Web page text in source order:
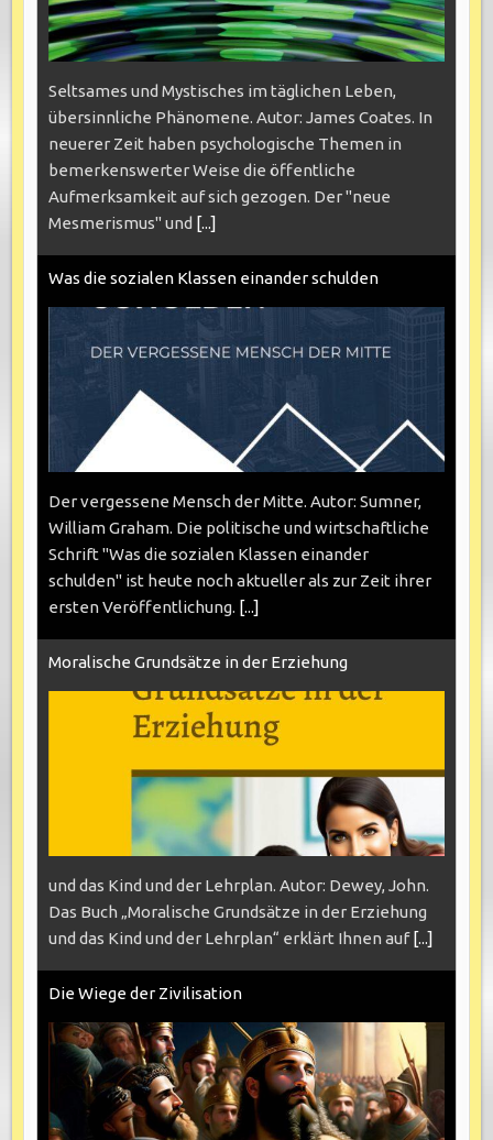
Seltsames und Mystisches im täglichen Leben,
übersinnliche Phänomene. Autor: James Coates. In
neuerer Zeit haben psychologische Themen in
bemerkenswerter Weise die öffentliche
Aufmerksamkeit auf sich gezogen. Der "neue
Mesmerismus" und [...]
Was die sozialen Klassen einander schulden
Der vergessene Mensch der Mitte. Autor: Sumner,
William Graham. Die politische und wirtschaftliche
Schrift "Was die sozialen Klassen einander
schulden" ist heute noch aktueller als zur Zeit ihrer
ersten Veröffentlichung. [...]
Moralische Grundsätze in der Erziehung
und das Kind und der Lehrplan. Autor: Dewey, John.
Das Buch „Moralische Grundsätze in der Erziehung
und das Kind und der Lehrplan“ erklärt Ihnen auf [...]
Die Wiege der Zivilisation